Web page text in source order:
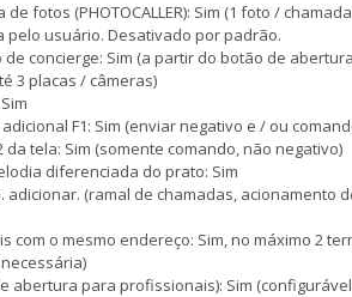
fotos (PHOTOCALLER): Sim (1 foto /
pelo usuário. Desativado por padrão.
de concierge: Sim (a partir do botão de
3 placas / câmeras)
F1: Sim (enviar negativo e / ou
da tela: Sim (somente comando, não negativo)
diferenciada do prato: Sim
(ramal de chamadas, acionamento
com o mesmo endereço: Sim, no máximo 2
abertura para profissionais): Sim